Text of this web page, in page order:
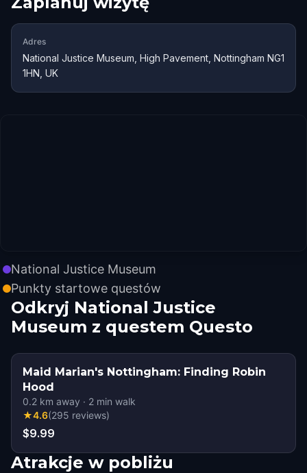
Adres
National Justice Museum, High Pavement, Nottingham NG1
1HN, UK
National Justice Museum
Punkty startowe questów
Odkryj National Justice
Museum z questem Questo
Maid Marian's Nottingham: Finding Robin
Hood
0.2 km away · 2 min walk
★4.6(295 reviews)
$9.99
Atrakcje w pobliżu